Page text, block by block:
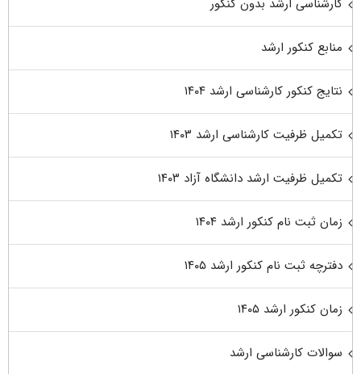
کارشناسی ارشد بدون کنکور
منابع کنکور ارشد
نتایج کنکور کارشناسی ارشد ۱۴۰۴
تکمیل ظرفیت کارشناسی ارشد ۱۴۰۳
تکمیل ظرفیت ارشد دانشگاه آزاد ۱۴۰۳
زمان ثبت نام کنکور ارشد ۱۴۰۴
دفترچه ثبت نام کنکور ارشد ۱۴۰۵
زمان کنکور ارشد ۱۴۰۵
سوالات کارشناسی ارشد